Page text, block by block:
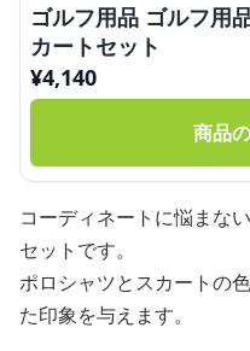
ゴルフ用品 ゴルフ用
カートセット
¥4,140
商品
コーディネートに悩まな
セットです。
ポロシャツとスカートの
た印象を与えます。